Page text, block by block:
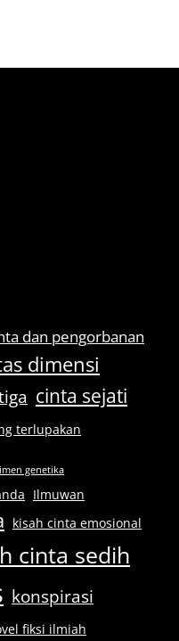
dan pengorbanan
dimensi
cinta sejati
terlupakan
genetika
Ilmuwan
kisah cinta emosional
cinta sedih
konspirasi
fiksi ilmiah